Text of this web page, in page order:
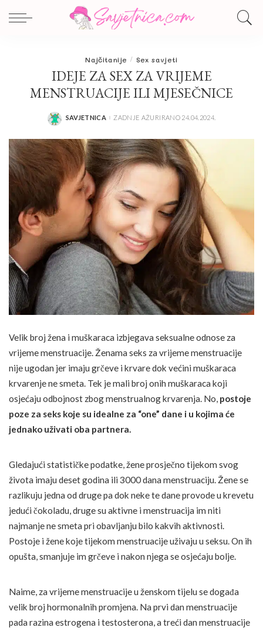
Najčitanije Sex savjeti
IDEJE ZA SEX ZA VRIJEME
MENSTRUACIJE ILI MJESEČNICE
POSTED
SAVJETNICA ZADNJE AŽURIRANO 24.04.2024.
Velik broj žena i muškaraca izbjegava seksualne odnose za
vrijeme menstruacije. Ženama seks za vrijeme menstruacije
nije ugodan jer imaju grčeve i krvare dok većini muškaraca
krvarenje ne smeta. Tek je mali broj onih muškaraca koji
osjećaju odbojnost zbog menstrualnog krvarenja. No, postoje
poze za seks koje su idealne za “one” dane i u kojima će
jednako uživati oba partnera.
Gledajući statističke podatke, žene prosječno tijekom svog
života imaju deset godina ili 3000 dana menstruaciju. Žene se
razlikuju jedna od druge pa dok neke te dane provode u krevetu
jedući čokoladu, druge su aktivne i menstruacija im niti
najmanje ne smeta pri obavljanju bilo kakvih aktivnosti.
Postoje i žene koje tijekom menstruacije uživaju u seksu. On ih
opušta, smanjuje im grčeve i nakon njega se osjećaju bolje.
Naime, za vrijeme menstruacije u ženskom tijelu se događa
velik broj hormonalnih promjena. Na prvi dan menstruacije
pada razina estrogena i testosterona, a treći dan menstruacije